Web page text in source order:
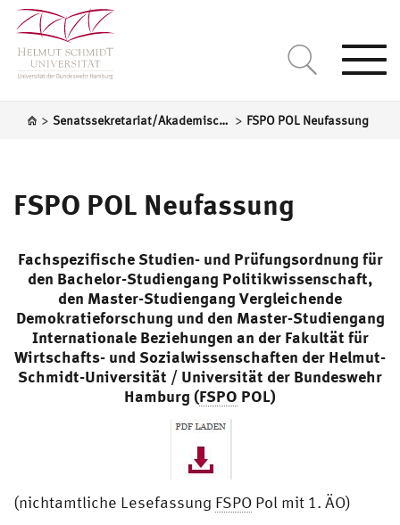
> Senatssekretariat/Akademische Selbstverwaltung > FSPO POL Neufassung
FSPO POL Neufassung
Fachspezifische Studien- und Prüfungsordnung für
den Bachelor-Studiengang Politikwissenschaft,
den Master-Studiengang Vergleichende
Demokratieforschung und den Master-Studiengang
Internationale Beziehungen an der Fakultät für
Wirtschafts- und Sozialwissenschaften der Helmut-
Schmidt-Universität / Universität der Bundeswehr
Hamburg (FSPO POL)
(nichtamtliche Lesefassung FSPO Pol mit 1. ÄO)